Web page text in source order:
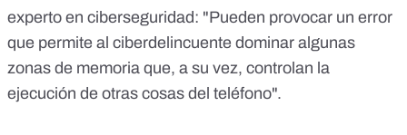
experto en ciberseguridad: "Pueden provocar un error
que permite al ciberdelincuente dominar algunas
zonas de memoria que, a su vez, controlan la
ejecución de otras cosas del teléfono".